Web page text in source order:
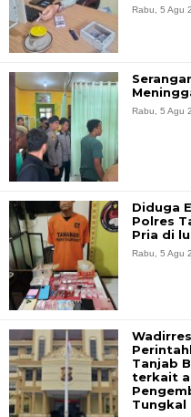
Rabu, 5 Agu
Rabu, 5 Agu
Diduga
Polres
Pria di
Rabu, 5 Agu
Tanjab
terkait
Tungkal